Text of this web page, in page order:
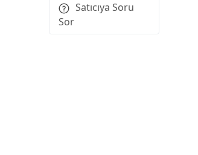
Satıcıya Soru
Sor